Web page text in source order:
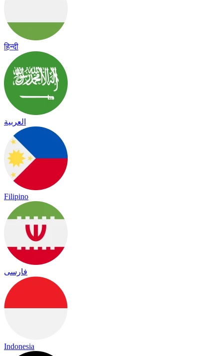
हिन्दी
العربية
Filipino
فارسی
Indonesia